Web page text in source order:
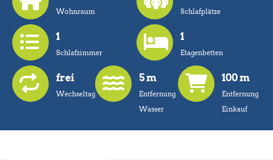
Wohnraum Schlafplätze
1
Schlafzimmer
1
Etagenbetten
frei
Wechseltag
5 m
Entfernung
Wasser
100 m
Entfernung
Einkauf